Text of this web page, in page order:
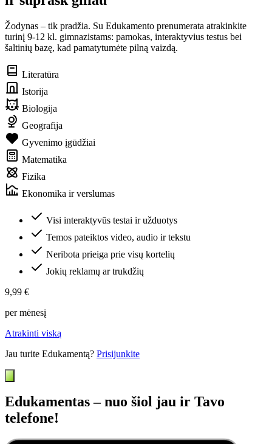
Žodynas – tik pradžia. Su Edukamento prenumerata atrakinkite
turinį 9-12 kl. gimnazistams: pamokas, interaktyvius testus bei
šaltinių bazę, kad pamatytumėte pilną vaizdą.
Literatūra
Istorija
Biologija
Geografija
Gyvenimo įgūdžiai
Matematika
Fizika
Ekonomika ir verslumas
Visi interaktyvūs testai ir užduotys
Temos pateiktos video, audio ir tekstu
Neribota prieiga prie visų kortelių
Jokių reklamų ar trukdžių
9,99 €
per mėnesį
Atrakinti viską
Jau turite Edukamentą? Prisijunkite
Edukamentas – nuo šiol jau ir Tavo
telefone!